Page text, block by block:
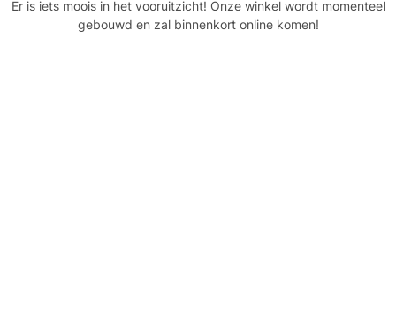
Er is iets moois in het vooruitzicht! Onze winkel wordt momenteel
gebouwd en zal binnenkort online komen!